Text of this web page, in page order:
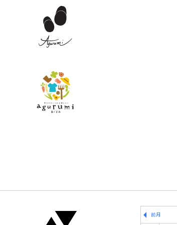
前月